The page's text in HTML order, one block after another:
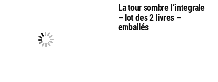
La tour sombre l’integrale
– lot des 2 livres –
emballés